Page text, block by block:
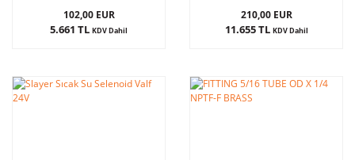
102,00 EUR
5.661 TL KDV Dahil
210,00 EUR
11.655 TL KDV Dahil